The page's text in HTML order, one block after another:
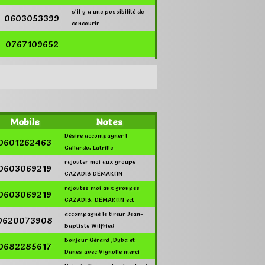
0603053399
s'il y a une possibilité de
concourir
0767109652
06.79.38.61.61
0618006570
Bonjour, Désolé pour
l’inscription en retard.
0642057304
14 63 58 96
Bonjour merci pour votre
retour Bonne soirée
0658497627
0658497627
0627266432
J'espère vivement pouvoir
Mobile Notes
Désire accompagner l
Gallardo, Latrille
rajouter moi aux groupe
CAZADIS DEMARTIN
rajoutez moi aux groupes
CAZADIS, DEMARTIN ect
accompagné le tireur Jean-
Baptiste Wilfried
Bonjour Gérard ,Dyba et
Danes avec Vignolle merci